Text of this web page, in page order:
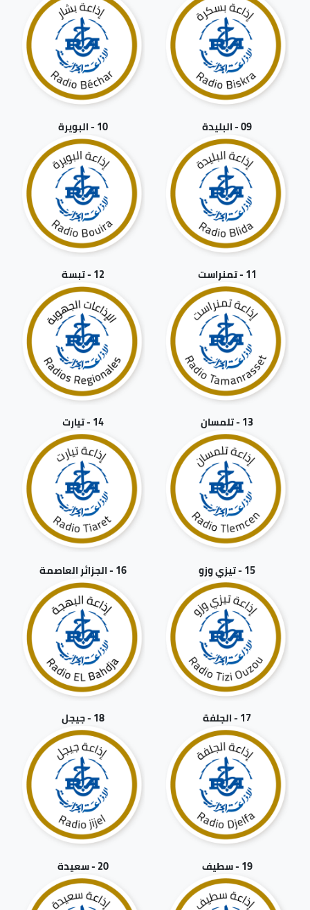
09 - البليدة 10 - البويرة
11 - تمنراست 12 - تبسة
13 - تلمسان 14 - تيارت
15 - تيزي وزو 16 - الجزائر العاصمة
17 - الجلفة 18 - جيجل
19 - سطيف 20 - سعيدة